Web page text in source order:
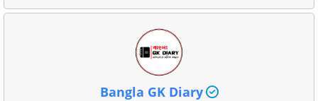
Bangla GK Diary